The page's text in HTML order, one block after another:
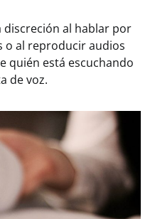
al hablar por
o al reproducir audios
quién está escuchando
de voz.